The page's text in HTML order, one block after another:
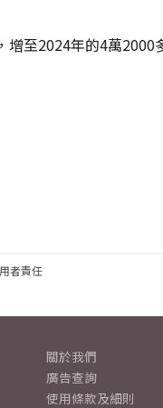
至2024年的4萬2000
者責任
關於我們
廣告查詢
使用條款及細則